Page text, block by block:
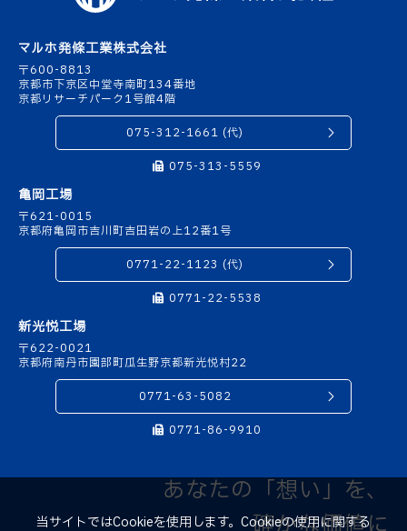
マルホ発條工業株式会社
〒600-8813
京都市下京区中堂寺南町134番地
京都リサーチパーク1号館4階
075-312-1661 (代)
075-313-5559
亀岡工場
〒621-0015
京都府亀岡市吉川町吉田岩の上12番1号
0771-22-1123 (代)
0771-22-5538
新光悦工場
〒622-0021
京都府南丹市園部町瓜生野京都新光悦村22
0771-63-5082
0771-86-9910
あなたの「想い」を、
当サイトではCookieを使用します。Cookieの使用に関する